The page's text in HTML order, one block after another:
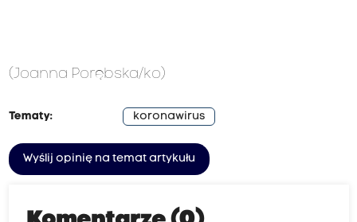
(Joanna Porębska/ko)
Tematy: koronawirus
Wyślij opinię na temat artykułu